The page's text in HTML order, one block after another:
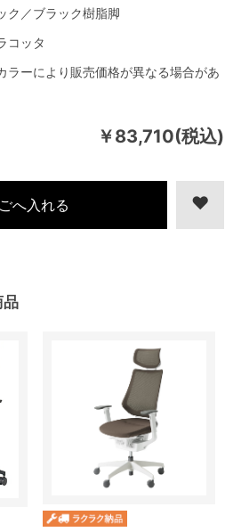
￥83,710(税込)
ラーにより販売価格が異なる場合があ
ク／ブラック樹脂脚
コッタ
品